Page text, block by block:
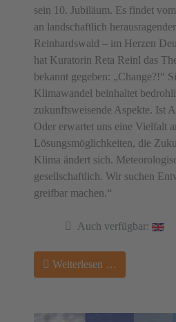
sein 10. Jubiläum. Es findet
an landschaftlich
Reinhardswald – im Herzen
hat Kuratorin Reta Reinl das
bekannt gegeben: „Change?!“
Klimawandel beinhaltet
zukunftsweisende Aspekte. Ist
Oder erwartet uns eine Vielfalt
Lösungsmöglichkeiten, die
Klima ändert sich.
gesellschaftlich. Wir suchen
greifbar machen.“
Auch verfügbar:
Weiterlesen …